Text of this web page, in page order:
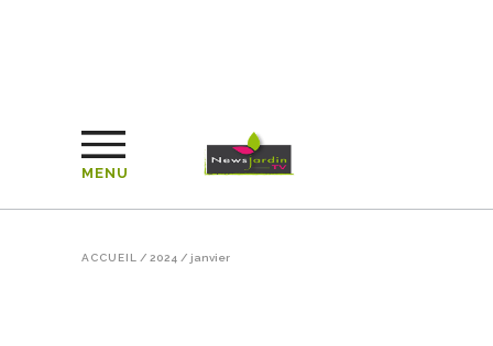
MENU
ACCUEIL / 2024 / janvier